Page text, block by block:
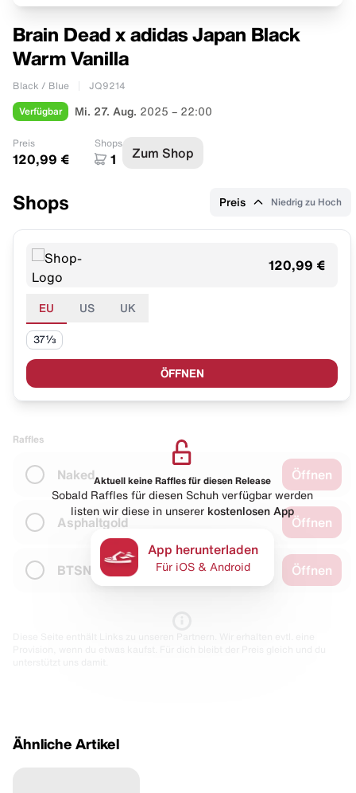
Brain Dead x adidas Japan Black
Warm Vanilla
Black / Blue JQ9214
Verfügbar Mi. 27. Aug. 2025 – 22:00
Preis
120,99 €
Shops
1 Zum Shop
Shops Preis Niedrig zu Hoch
120,99 €
EU US UK
37⅓
ÖFFNEN
Raffles
Naked Öffnen
Asphaltgold Öffnen
BTSN Öffnen
Aktuell keine Raffles für diesen Release
Sobald Raffles für diesen Schuh verfügbar werden
listen wir diese in unserer kostenlosen App
App herunterladen
Für iOS & Android
Ähnliche Artikel